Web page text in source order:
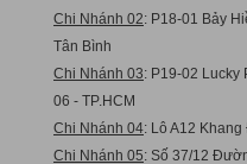
Chi Nhánh 02: P18-01 Bảy
Tân Bình
Chi Nhánh 03: P19-02 Lucky
06 - TP.HCM
Chi Nhánh 04: Lô A12 Khang
Chi Nhánh 05: Số 37/12